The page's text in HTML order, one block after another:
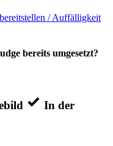
/ Auffälligkeit
bereits umgesetzt?
In der